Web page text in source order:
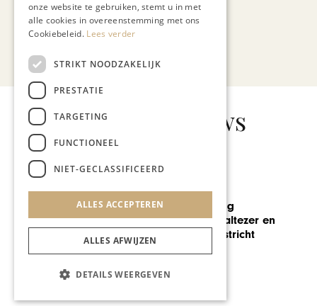
Bekijk alle artikelen
Gerelateerd nieuws
MODE & BEAUTY
Summer Night Party Lebe
Group
onze website te gebruiken, stemt u in met
alle cookies in overeenstemming met ons
Cookiebeleid. Lees verder
STRIKT NOODZAKELIJK
PRESTATIE
TARGETING
FUNCTIONEEL
NIET-GECLASSIFICEERD
ALLES ACCEPTEREN
ALLES AFWIJZEN
DETAILS WEERGEVEN